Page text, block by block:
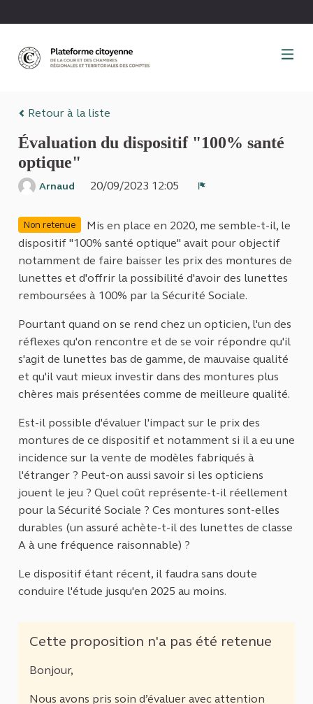
Retour à la liste
Évaluation du dispositif "100% santé
optique"
Arnaud
20/09/2023 12:05
Non retenue
Mis en place en 2020, me semble-t-il, le
dispositif "100% santé optique" avait pour objectif
notamment de faire baisser les prix des montures de
lunettes et d'offrir la possibilité d'avoir des lunettes
remboursées à 100% par la Sécurité Sociale.
Pourtant quand on se rend chez un opticien, l'un des
réflexes qu'on rencontre et de se voir répondre qu'il
s'agit de lunettes bas de gamme, de mauvaise qualité
et qu'il vaut mieux investir dans des montures plus
chères mais présentées comme de meilleure qualité.
Est-il possible d'évaluer l'impact sur le prix des
montures de ce dispositif et notamment si il a eu une
incidence sur la vente de modèles fabriqués à
l'étranger ? Peut-on aussi savoir si les opticiens
jouent le jeu ? Quel coût représente-t-il réellement
pour la Sécurité Sociale ? Ces montures sont-elles
durables (un assuré achète-t-il des lunettes de classe
A à une fréquence raisonnable) ?
Le dispositif étant récent, il faudra sans doute
conduire l'étude jusqu'en 2025 au moins.
Cette proposition n'a pas été retenue
Bonjour,
Nous avons pris soin d’évaluer avec attention